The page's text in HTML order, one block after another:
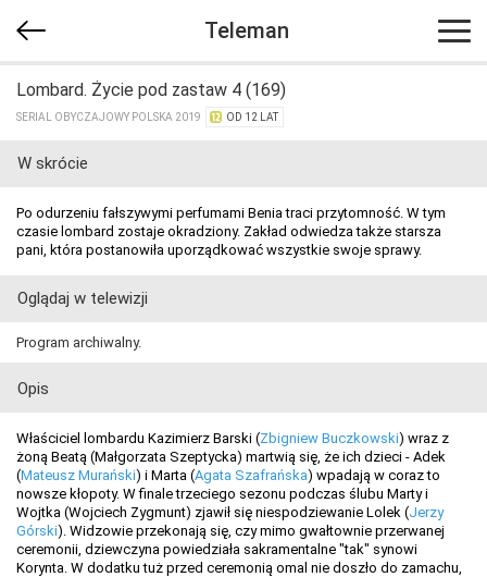
Teleman
Lombard. Życie pod zastaw 4 (169)
SERIAL OBYCZAJOWY POLSKA 2019 OD 12 LAT
W skrócie
Po odurzeniu fałszywymi perfumami Benia traci przytomność. W tym
czasie lombard zostaje okradziony. Zakład odwiedza także starsza
pani, która postanowiła uporządkować wszystkie swoje sprawy.
Oglądaj w telewizji
Program archiwalny.
Opis
Właściciel lombardu Kazimierz Barski (Zbigniew Buczkowski) wraz z
żoną Beatą (Małgorzata Szeptycka) martwią się, że ich dzieci - Adek
(Mateusz Murański) i Marta (Agata Szafrańska) wpadają w coraz to
nowsze kłopoty. W finale trzeciego sezonu podczas ślubu Marty i
Wojtka (Wojciech Zygmunt) zjawił się niespodziewanie Lolek (Jerzy
Górski). Widzowie przekonają się, czy mimo gwałtownie przerwanej
ceremonii, dziewczyna powiedziała sakramentalne "tak" synowi
Korynta. W dodatku tuż przed ceremonią omal nie doszło do zamachu,